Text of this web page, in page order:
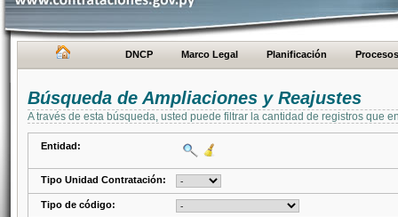
DNCP Marco Legal Planificación Procesos
Búsqueda de Ampliaciones y Reajustes
A través de esta búsqueda, usted puede filtrar la cantidad de registros que
Entidad:
Tipo Unidad Contratación:
Tipo de código: